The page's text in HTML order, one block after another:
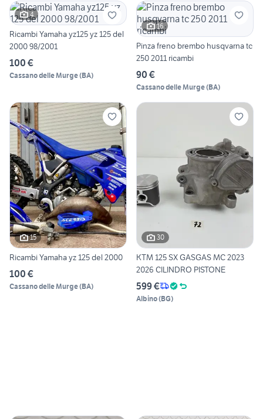
4
Ricambi Yamaha yz125 yz 125 del
2000 98/2001
100 €
Cassano delle Murge(BA)
16
Pinza freno brembo husqvarna tc
250 2011 ricambi
90 €
Cassano delle Murge(BA)
15
Ricambi Yamaha yz 125 del 2000
100 €
Cassano delle Murge(BA)
30
KTM 125 SX GASGAS MC 2023
2026 CILINDRO PISTONE
599 €
Albino(BG)